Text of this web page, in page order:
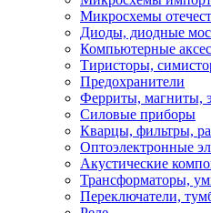
Микросхемы
Диоды, диодные
Компьютерные
Тиристоры,
Предохранители
Ферриты, магниты,
Силовые приборы
Кварцы, фильтры,
Оптоэлектронные
Акустические
Трансформаторы,
Переключатели,